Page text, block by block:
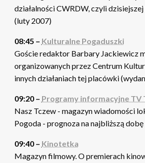
działalności CWRDW, czyli
(luty 2007)
08:45 – Kulturalne Pogaduszki
Goście redaktor Barbary Jackiewicz
organizowanych przez Centrum
innych działaniach tej placówki
09:20 – Programy informacyjne TV
Nasz Tczew - magazyn wiadomości
Pogoda - prognoza na najbliższą dobę
09:40 – Kinotetka
Magazyn filmowy. O premierach